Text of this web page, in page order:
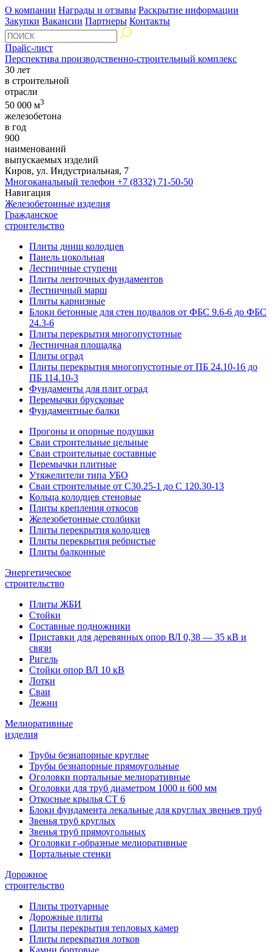
О компании Награды и отзывы Раскрытие информации
Закупки Вакансии Партнеры Контакты
Прайс-лист
Перспектива производственно-строительный комплекс
30 лет
в строительной
отрасли
50 000 м3
железобетона
в год
900
наименований
выпускаемых изделий
Киров, ул. Индустриальная, 7
Многоканальный телефон +7 (8332) 71-50-50
Навигация
Железобетонные изделия
Гражданское
строительство
Плиты днищ колодцев
Панель цокольная
Лестничные ступени
Плиты ленточных фундаментов
Лестничный марш
Плиты карнизные
Блоки бетонные для стен подвалов от ФБС 9.6-6 до ФБС
24.3-6
Плиты перекрытия многопустотные
Лестничная площадка
Плиты оград
Плиты перекрытия многопустотные от ПБ 24.10-16 до
ПБ 114.10-3
Фундаменты для плит оград
Перемычки брусковые
Фундаментные балки
Прогоны и опорные подушки
Сваи строительные цельные
Сваи строительные составные
Перемычки плитные
Утяжелители типа УБО
Сваи строительные от С30.25-1 до С 120.30-13
Кольца колодцев стеновые
Плиты крепления откосов
Железобетонные столбики
Плиты перекрытия колодцев
Плиты перекрытия ребристые
Плиты балконные
Энергетическое
строительство
Плиты ЖБИ
Стойки
Составные подножники
Приставки для деревянных опор ВЛ 0,38 — 35 кВ и
связи
Ригель
Стойки опор ВЛ 10 кВ
Лотки
Сваи
Лежни
Мелиоративные
изделия
Трубы безнапорные круглые
Трубы безнапорные прямоугольные
Оголовки портальные мелиоративные
Оголовки для труб диаметром 1000 и 600 мм
Откосные крылья СТ 6
Блоки фундамента лекальные для круглых звеньев труб
Звенья труб круглых
Звенья труб прямоугольных
Оголовки г-образные мелиоративные
Портальные стенки
Дорожное
строительство
Плиты тротуарные
Дорожные плиты
Плиты перекрытия тепловых камер
Плиты перекрытия лотков